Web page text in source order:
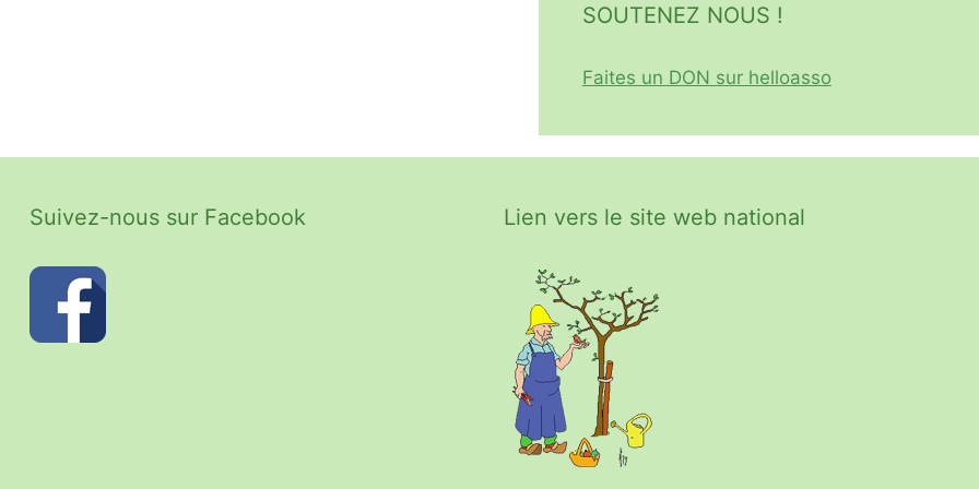
SOUTENEZ NOUS !
Faites un DON sur helloasso
Suivez-nous sur Facebook Lien vers le site web national